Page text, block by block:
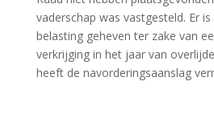
vaderschap was vastgesteld. Er
belasting geheven ter zake van
verkrijging in het jaar van
heeft de navorderingsaanslag